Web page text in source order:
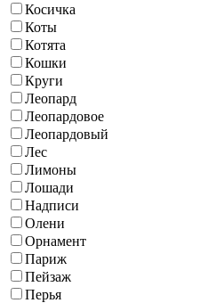
Косичка
Коты
Котята
Кошки
Круги
Леопард
Леопардовое
Леопардовый
Лес
Лимоны
Лошади
Надписи
Олени
Орнамент
Париж
Пейзаж
Перья